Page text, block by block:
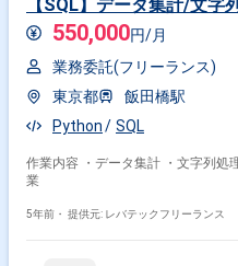
【SQL】データ集計/文字
550,000円/月
業務委託(フリーランス)
東京都
飯田橋駅
Python
SQL
作業内容 ・データ集計 ・文字列処
業
5年前・ 提供元: レバテックフリーランス
その他の条件で検索する
その他開発言語・スキルから探
JavaScript
Oracle
その他の職種から探す